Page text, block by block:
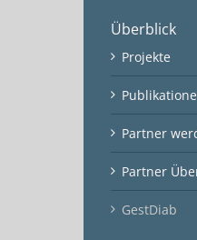
Überblick
Projekte
Partner
Partner
GestDiab